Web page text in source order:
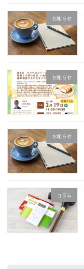
お知らせ
お知らせ
お知らせ
コラム